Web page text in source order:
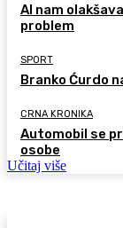
AI nam
problem
SPORT
Branko Ćurdo
CRNA KRONIKA
Automobil se
osobe
Učitaj više